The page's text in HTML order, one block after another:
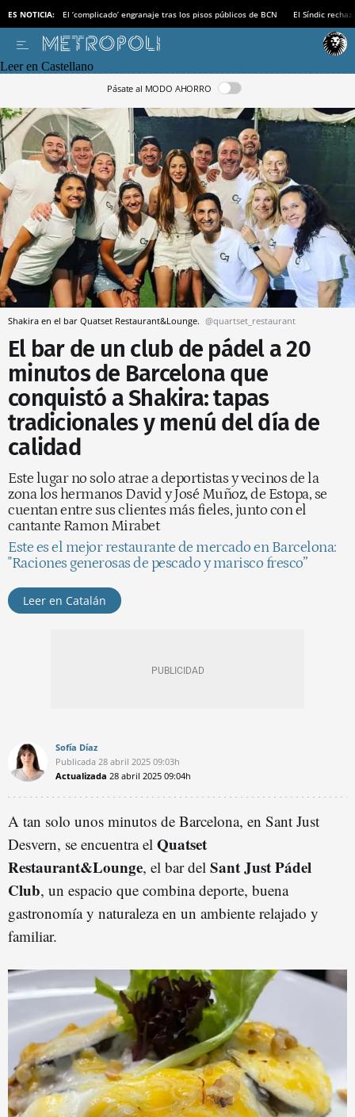
ES NOTICIA: El ‘complicado’ engranaje tras los pisos públicos de BCN El Síndic
Leer en Castellano
Pásate al MODO AHORRO
Shakira en el bar Quatset Restaurant&Lounge. @quartset_restaurant
El bar de un club de pádel a 20
minutos de Barcelona que
conquistó a Shakira: tapas
tradicionales y menú del día de
calidad
Este lugar no solo atrae a deportistas y vecinos de la
zona los hermanos David y José Muñoz, de Estopa, se
cuentan entre sus clientes más fieles, junto con el
cantante Ramon Mirabet
Este es el mejor restaurante de mercado en Barcelona:
"Raciones generosas de pescado y marisco fresco”
Leer en Catalán
Sofía Díaz
Publicada 28 abril 2025 09:03h
Actualizada 28 abril 2025 09:04h
A tan solo unos minutos de Barcelona, en Sant Just
Desvern, se encuentra el Quatset
Restaurant&Lounge, el bar del Sant Just Pádel
Club, un espacio que combina deporte, buena
gastronomía y naturaleza en un ambiente relajado y
familiar.